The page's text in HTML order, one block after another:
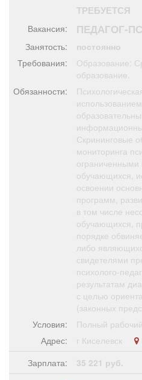
Обучение
Я -
ТРЕБУЕТСЯ
Вакансия: ПЕДАГОГ-
Занятость:
постоянно
Требования:
Образование:
образование.
Обязанности:
Скрининговые
мониторинга
ограниченными
обучающихся,
освоении
программ,
в том числе
обучающихся,
порядке
либо
свидетелями
психолого-
результатам
с целью
(законных
Условия:
Полный
Адрес:
г Киселевск
Зарплата:
35 221 руб.